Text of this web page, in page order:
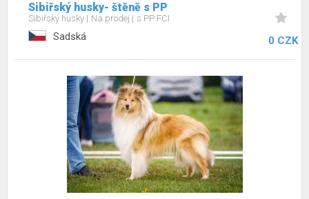
Sibiřský husky- štěně s PP
Sibiřský husky Na prodej s PP FCI
Sadská 0 CZK